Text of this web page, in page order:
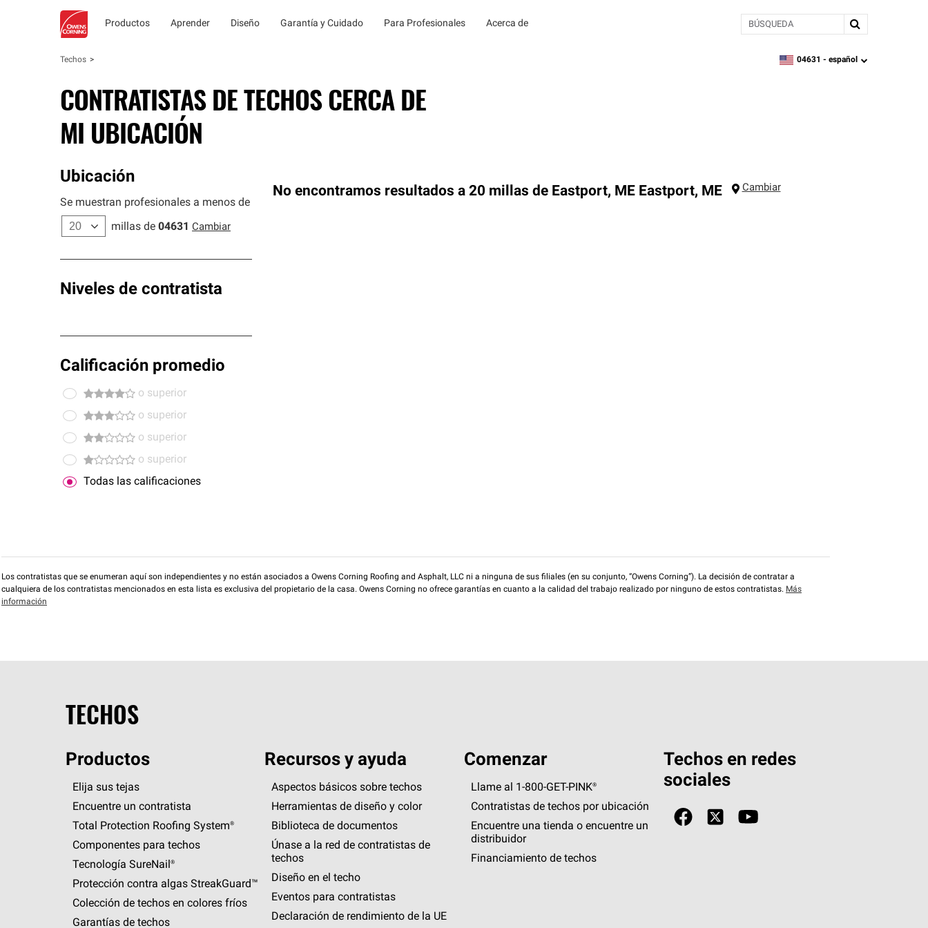
Productos Aprender Diseño Garantía y Cuidado Para Profesionales Acerca de BÚSQUEDA
Techos zipcode, language
04631 - español
CONTRATISTAS DE TECHOS CERCA DE
MI UBICACIÓN
Ubicación
Se muestran profesionales a menos de
millas de 04631 Cambiar
Niveles de contratista
Calificación promedio
o superior
o superior
o superior
o superior
Todas las calificaciones
No encontramos resultados a 20 millas de Eastport, ME Eastport, ME Cambiar
Los contratistas que se enumeran aquí son independientes y no están asociados a Owens Corning Roofing and Asphalt, LLC ni a ninguna de sus filiales (en su conjunto, “Owens Corning”). La decisión de contratar a
cualquiera de los contratistas mencionados en esta lista es exclusiva del propietario de la casa. Owens Corning no ofrece garantías en cuanto a la calidad del trabajo realizado por ninguno de estos contratistas. Más
información
TECHOS
Productos
Elija sus tejas
Encuentre un contratista
Total Protection Roofing System®
Componentes para techos
Tecnología SureNail®
Protección contra algas StreakGuard™
Colección de techos en colores fríos
Garantías de techos
Recursos y ayuda
Aspectos básicos sobre techos
Herramientas de diseño y color
Biblioteca de documentos
Únase a la red de contratistas de
techos
Diseño en el techo
Eventos para contratistas
Declaración de rendimiento de la UE
Comenzar
Llame al 1-800-GET -PINK®
Contratistas de techos por ubicación
Encuentre una tienda o encuentre un
distribuidor
Financiamiento de techos
Techos en redes
sociales